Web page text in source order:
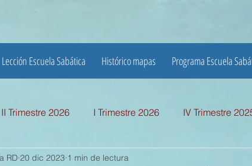
Lección Escuela Sabática Histórico mapas Programa Escuela
II Trimestre 2026 I Trimestre 2026 IV Trimestre
I TRIMESTRE 2025
RD 20 dic 2023 1 min de lectura